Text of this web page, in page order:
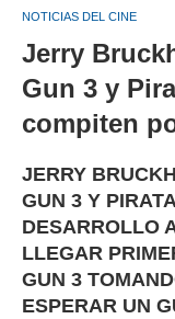
NOTICIAS DEL CINE
Jerry
Gun 3 y
compiten
JERRY
GUN 3 Y
DESARROLLO
LLEGAR
GUN 3
ESPERAR UN